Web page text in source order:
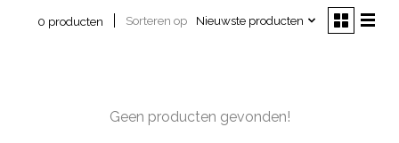
0 producten Sorteren op Nieuwste producten
Geen producten gevonden!